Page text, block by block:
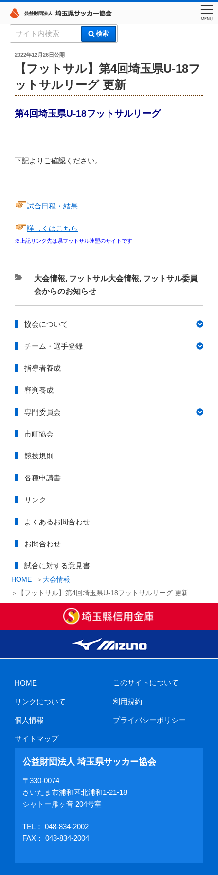
索:
検索
埼玉県サッカー協会
HOME
大会情報
【フットサル】第4回埼玉県U-18フットサルリーグ 更新
投
2022年12月26日公開
【フットサル】第4回埼玉県U-18フ
ットサルリーグ 更新
第4回埼玉県U-18フットサルリーグ
下記よりご確認ください。
試合日程・結果
詳しくはこちら
※上記リンク先は県フットサル連盟のサイトです
カ
テ
ゴ
ー
大会情報, フットサル大会情報, フットサル委員
会からのお知らせ
協会について
チーム・選手登録
指導者養成
審判養成
専門委員会
市町協会
競技規則
各種申請書
リンク
よくあるお問合わせ
お問合わせ
試合に対する意見書
HOME このサイトについて
リンクについて 利用規約
個人情報 プライバシーポリシー
サイトマップ
公益財団法人 埼玉県サッカー協会
〒330-0074
さいたま市浦和区北浦和1-21-18
シャトー雁ヶ音 204号室
TEL： 048-834-2002
FAX： 048-834-2004